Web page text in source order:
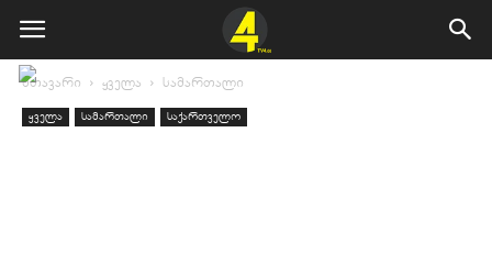
მთავარი ყველა სამართალი
ყველა სამართალი საქართველო